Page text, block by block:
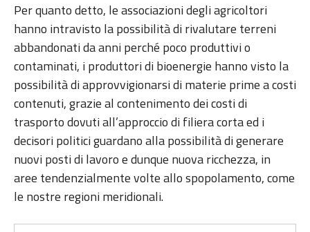
Per quanto detto, le associazioni degli agricoltori
hanno intravisto la possibilità di rivalutare terreni
abbandonati da anni perché poco produttivi o
contaminati, i produttori di bioenergie hanno visto la
possibilità di approvvigionarsi di materie prime a costi
contenuti, grazie al contenimento dei costi di
trasporto dovuti all’approccio di filiera corta ed i
decisori politici guardano alla possibilità di generare
nuovi posti di lavoro e dunque nuova ricchezza, in
aree tendenzialmente volte allo spopolamento, come
le nostre regioni meridionali.